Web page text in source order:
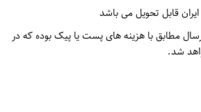
قابل تحویل می باشد
مطابق با هزینه های پست یا پیک بوده که در
شد.